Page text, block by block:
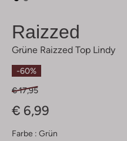
Raizzed
Grüne Raizzed Top Lindy
-60%
€ 17,95
€ 6,99
Farbe : Grün